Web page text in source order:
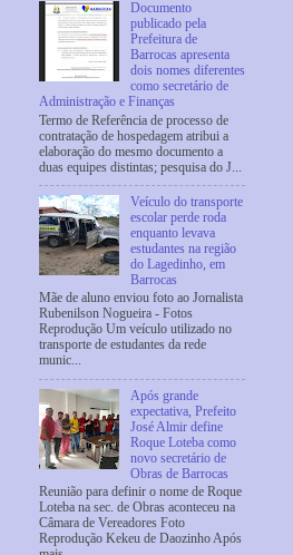
Documento
publicado pela
Prefeitura de
Barrocas apresenta
dois nomes diferentes
como secretário de
Administração e Finanças
Termo de Referência de processo de
contratação de hospedagem atribui a
elaboração do mesmo documento a
duas equipes distintas; pesquisa do J...
Veículo do transporte
escolar perde roda
enquanto levava
estudantes na região
do Lagedinho, em
Barrocas
Mãe de aluno enviou foto ao Jornalista
Rubenilson Nogueira - Fotos
Reprodução Um veículo utilizado no
transporte de estudantes da rede
munic...
Após grande
expectativa, Prefeito
José Almir define
Roque Loteba como
novo secretário de
Obras de Barrocas
Reunião para definir o nome de Roque
Loteba na sec. de Obras aconteceu na
Câmara de Vereadores Foto
Reprodução Kekeu de Daozinho Após